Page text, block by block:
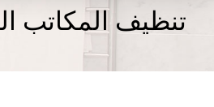
تنظيف المكاتب